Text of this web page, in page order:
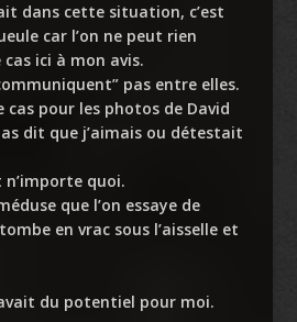
dans cette situation, c’est
car l’on ne peut rien
ici à mon avis.
pas entre elles.
cas pour les photos de David
dit que j’aimais ou détestait
quoi.
que l’on essaye de
en vrac sous l’aisselle et
du potentiel pour moi.